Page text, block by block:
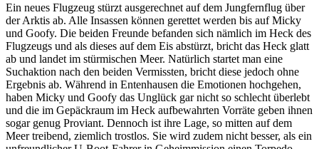
Ein neues Flugzeug stürzt ausgerechnet auf dem Jungfernflug über
der Arktis ab. Alle Insassen können gerettet werden bis auf Micky
und Goofy. Die beiden Freunde befanden sich nämlich im Heck des
Flugzeugs und als dieses auf dem Eis abstürzt, bricht das Heck glatt
ab und landet im stürmischen Meer. Natürlich startet man eine
Suchaktion nach den beiden Vermissten, bricht diese jedoch ohne
Ergebnis ab. Während in Entenhausen die Emotionen hochgehen,
haben Micky und Goofy das Unglück gar nicht so schlecht überlebt
und die im Gepäckraum im Heck aufbewahrten Vorräte geben ihnen
sogar genug Proviant. Dennoch ist ihre Lage, so mitten auf dem
Meer treibend, ziemlich trostlos. Sie wird zudem nicht besser, als ein